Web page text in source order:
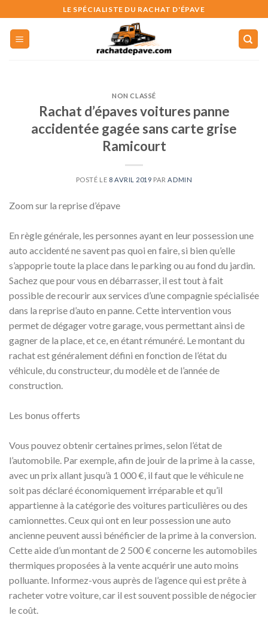
to
content
LE SPÉCIALISTE DU RACHAT D'ÉPAVE
NON CLASSÉ
Rachat d’épaves voitures panne
accidentée gagée sans carte grise
Ramicourt
POSTÉ LE 8 AVRIL 2019 PAR ADMIN
Zoom sur la reprise d’épave
En règle générale, les personnes ayant en leur possession une
auto accidenté ne savent pas quoi en faire, si bien qu’elle
s’appoprie toute la place dans le parking ou au fond du jardin.
Sachez que pour vous en débarrasser, il est tout à fait
possible de recourir aux services d’une compagnie spécialisée
dans la reprise d’auto en panne. Cette intervention vous
permet de dégager votre garage, vous permettant ainsi de
gagner de la place, et ce, en étant rémunéré. Le montant du
rachat est généralement défini en fonction de l’état du
véhicule, du constructeur, du modèle et de l’année de
construction.
Les bonus offerts
Vous pouvez obtenir certaines primes, selon l’état de
l’automobile. Par exemple, afin de jouir de la prime à la casse,
avec un prix allant jusqu’à 1 000 €, il faut que le véhicule ne
soit pas déclaré économiquement irréparable et qu’il
appartienne à la catégorie des voitures particulières ou des
camionnettes. Ceux qui ont en leur possession une auto
ancienne peuvent aussi bénéficier de la prime à la conversion.
Cette aide d’un montant de 2 500 € concerne les automobiles
thermiques proposées à la vente acquérir une auto moins
polluante. Informez-vous auprès de l’agence qui est prête à
racheter votre voiture, car il est souvent possible de négocier
le coût.